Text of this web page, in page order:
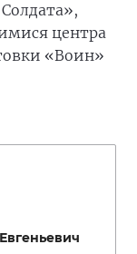
центра
«Воин»